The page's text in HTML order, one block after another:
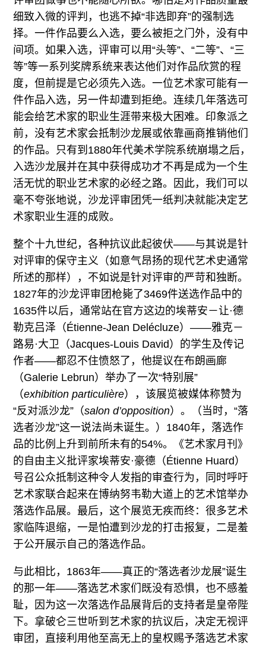
细致入微的评判，也逃不掉“非选即弃”的强制选
择。一件作品要么入选，要么被拒之门外，没有中
间项。如果入选，评审可以用“头等”、“二等”、“三
等”等一系列奖牌系统来表达他们对作品欣赏的程
度，但前提是它必须先入选。一位艺术家可能有一
件作品入选，另一件却遭到拒绝。连续几年落选可
能会给艺术家的职业生涯带来极大困难。印象派之
前，没有艺术家会抵制沙龙展或依靠画商推销他们
的作品。只有到1880年代美术学院系统崩塌之后，
入选沙龙展并在其中获得成功才不再是成为一个生
活无忧的职业艺术家的必经之路。因此，我们可以
毫不夸张地说，沙龙评审团凭一纸判决就能决定艺
术家职业生涯的成败。
整个十九世纪，各种抗议此起彼伏——与其说是针
对评审的保守主义（如意气昂扬的现代艺术史通常
所述的那样），不如说是针对评审的严苛和独断。
1827年的沙龙评审团枪毙了3469件送选作品中的
1635件以后，通常站在官方这边的埃蒂安－让·德
勒克吕泽（Étienne-Jean Delécluze）——雅克－
路易·大卫（Jacques-Louis David）的学生及传记
作者——都忍不住愤怒了，他提议在布朗画廊
（Galerie Lebrun）举办了一次“特别展”
（exhibition particulière），该展览被媒体称赞为
“反对派沙龙”（salon d’opposition）。（当时，“落
选者沙龙”这一说法尚未诞生。）1840年，落选作
品的比例上升到前所未有的54%。《艺术家月刊》
的自由主义批评家埃蒂安·豪德（Étienne Huard）
号召公众抵制这种令人发指的审查行为，同时呼吁
艺术家联合起来在博纳努韦勒大道上的艺术馆举办
落选作品展。最后，这个展览无疾而终：很多艺术
家临阵退缩，一是怕遭到沙龙的打击报复，二是羞
于公开展示自己的落选作品。
与此相比，1863年——真正的“落选者沙龙展”诞生
的那一年——落选艺术家们既没有恐惧，也不感羞
耻，因为这一次落选作品展背后的支持者是皇帝陛
下。拿破仑三世听到艺术家的抗议后，决定无视评
审团，直接利用他至高无上的皇权赐予落选艺术家